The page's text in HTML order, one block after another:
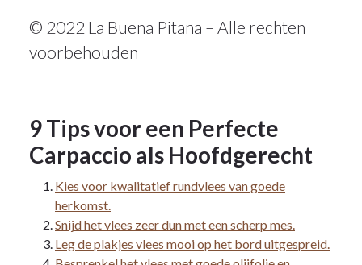
© 2022 La Buena Pitana – Alle rechten
voorbehouden
9 Tips voor een Perfecte
Carpaccio als Hoofdgerecht
Kies voor kwalitatief rundvlees van goede
herkomst.
Snijd het vlees zeer dun met een scherp mes.
Leg de plakjes vlees mooi op het bord uitgespreid.